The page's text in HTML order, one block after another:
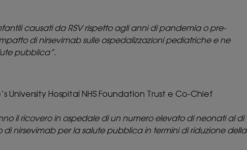
causati da RSV rispetto agli anni di pandemia o pre-
di nirsevimab sulle ospedalizzazioni pediatriche e ne
pubblica”.
University Hospital NHS Foundation Trust e Co-Chief
il ricovero in ospedale di un numero elevato di neonati al di
nirsevimab per la salute pubblica in termini di riduzione della